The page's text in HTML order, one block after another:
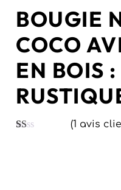
BOUGIE
COCO
EN BOIS
(1 avis